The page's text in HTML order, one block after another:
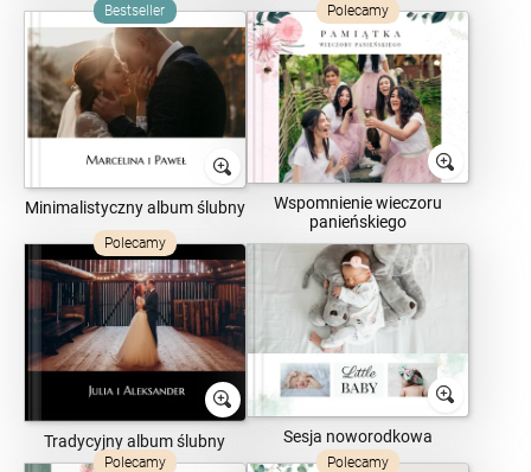
Bestseller
Minimalistyczny album ślubny
Polecamy
Wspomnienie wieczoru
panieńskiego
Polecamy
Tradycyjny album ślubny Sesja noworodkowa
Polecamy Polecamy